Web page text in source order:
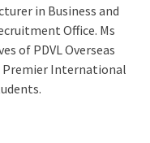
in Business and
Office. Ms
of PDVL Overseas
Premier International